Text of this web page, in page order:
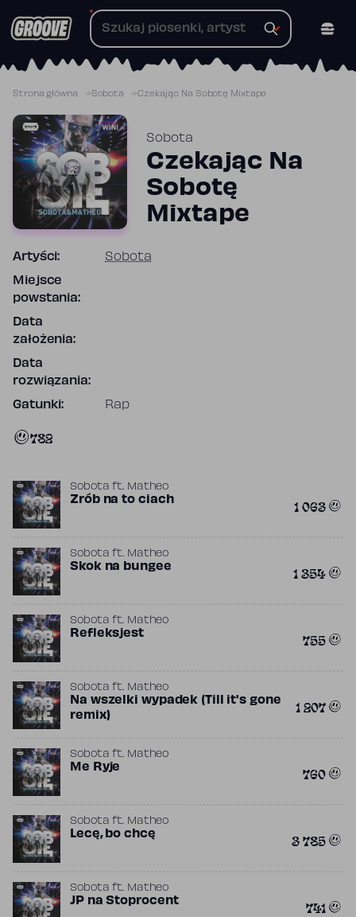
do
Strona główna Sobota Czekając Na Sobotę Mixtape
Sobota
Czekając Na
Sobotę
Mixtape
Artyści: Sobota
Miejsce
powstania:
Data
założenia:
Data
rozwiązania:
Gatunki: Rap
782
Sobota ft. Matheo
Zrób na to ciach 1 063
Sobota ft. Matheo
Skok na bungee 1 354
Sobota ft. Matheo
Refleksjest 755
Sobota ft. Matheo
Na wszelki wypadek (Till it's gone
remix)
1 207
Sobota ft. Matheo
Me Ryje 760
Sobota ft. Matheo
Lecę, bo chcę 3 785
Sobota ft. Matheo
JP na Stoprocent 741